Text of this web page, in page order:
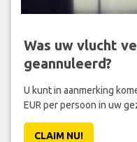
Was uw vlucht
geannuleerd?
U kunt in aanmerking
EUR per persoon in uw
CLAIM NU!